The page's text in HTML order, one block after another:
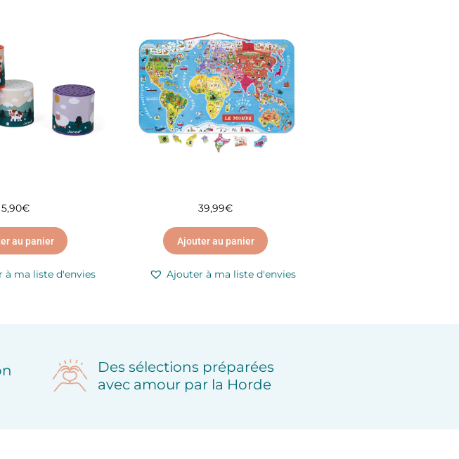
5,90€
au panier
à ma liste d'envies
39,99€
Ajouter au panier
Ajouter à ma liste d'envies
Des sélections préparées
avec amour par la Horde